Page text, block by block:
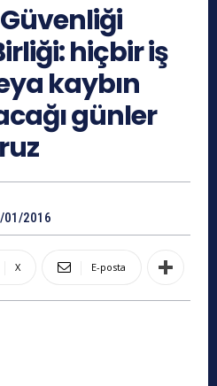
Güvenliği
hiçbir iş
kaybın
günler
01/2016
X E-posta